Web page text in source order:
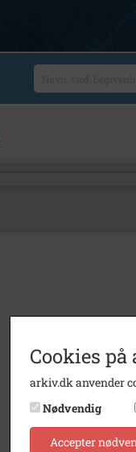
Cookies
arkiv.dk anvender
Nødvendig
Accepter